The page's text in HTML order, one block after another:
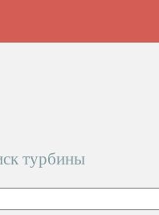
турбины